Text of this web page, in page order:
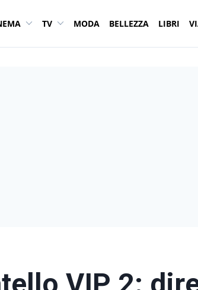
TV MODA BELLEZZA LIBRI